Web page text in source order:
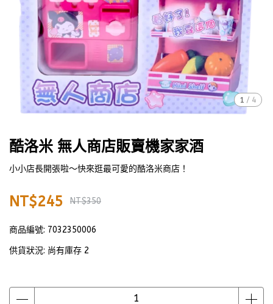
1 / 4
酷洛米 無人商店販賣機家家酒
小小店長開張啦～快來逛最可愛的酷洛米商店！
NT$245 NT$350
商品編號: 7032350006
供貨狀況: 尚有庫存 2